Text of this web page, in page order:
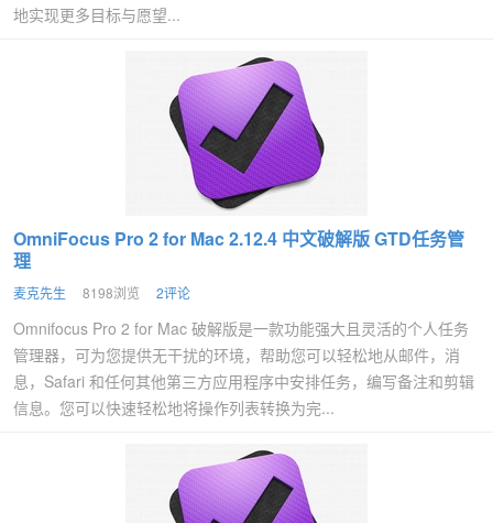
地实现更多目标与愿望...
OmniFocus Pro 2 for Mac 2.12.4 中文破解版 GTD任务管
理
麦克先生 8198浏览 2评论
Omnifocus Pro 2 for Mac 破解版是一款功能强大且灵活的个人任务
管理器，可为您提供无干扰的环境，帮助您可以轻松地从邮件，消
息，Safari 和任何其他第三方应用程序中安排任务，编写备注和剪辑
信息。您可以快速轻松地将操作列表转换为完...